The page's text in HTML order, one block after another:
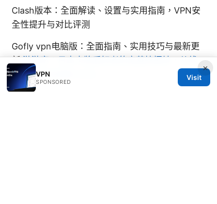
Clash版本：全面解读、设置与实用指南，VPN安
全性提升与对比评测
Gofly vpn电脑版：全面指南、实用技巧与最新更
新游游亭：日本卡牌爱好者的宝藏挖掘地，从线
上到线下全攻略 2026
×
VPN
SPONSORED
Visit